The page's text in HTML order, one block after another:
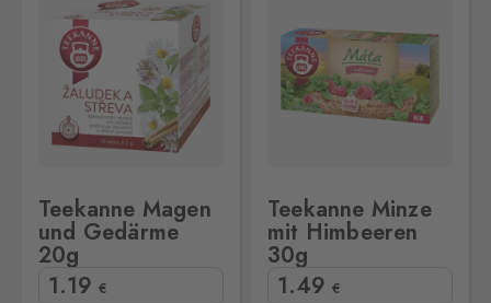
Teekanne Magen
und Gedärme
20g
1.19 €
Teekanne Minze
mit Himbeeren
30g
1.49 €